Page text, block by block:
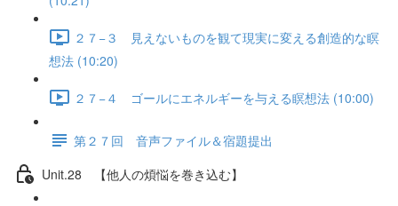
２７−３ 見えないものを観て現実に変える創造的な瞑
想法 (10:20)
２７−４ ゴールにエネルギーを与える瞑想法 (10:00)
第２７回 音声ファイル＆宿題提出
Unit.28 【他人の煩悩を巻き込む】